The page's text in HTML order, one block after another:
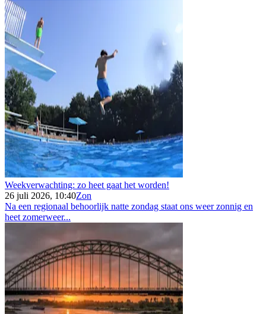
Weekverwachting: zo heet gaat het worden!
26 juli 2026, 10:40Zon
Na een regionaal behoorlijk natte zondag staat ons weer zonnig en
heet zomerweer...